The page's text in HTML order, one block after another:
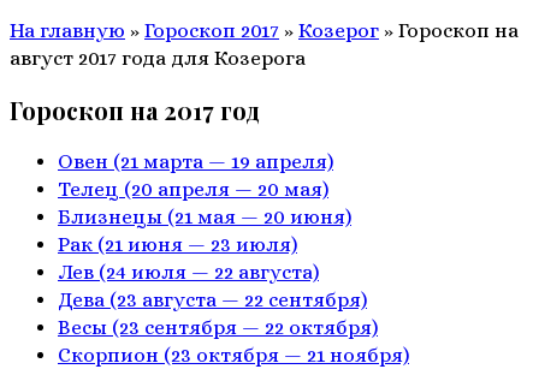
На главную » Гороскоп 2017 » Козерог » Гороскоп на
август 2017 года для Козерога
Гороскоп на 2017 год
Овен (21 марта — 19 апреля)
Телец (20 апреля — 20 мая)
Близнецы (21 мая — 20 июня)
Рак (21 июня — 23 июля)
Лев (24 июля — 22 августа)
Дева (23 августа — 22 сентября)
Весы (23 сентября — 22 октября)
Скорпион (23 октября — 21 ноября)